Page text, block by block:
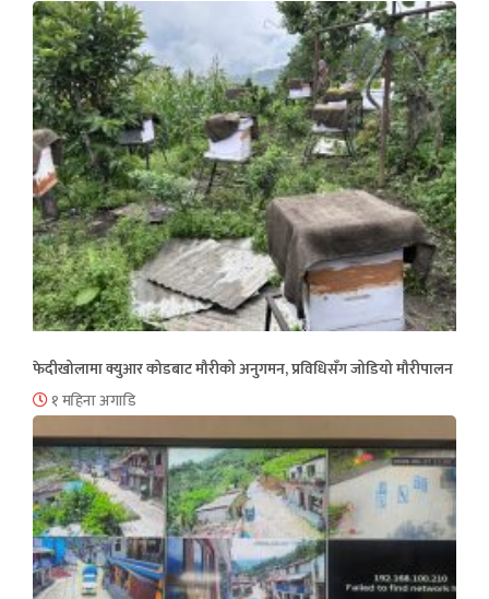
फेदीखोलामा क्युआर कोडबाट मौरीको अनुगमन, प्रविधिसँग जोडियो मौरीपालन
१ महिना अगाडि